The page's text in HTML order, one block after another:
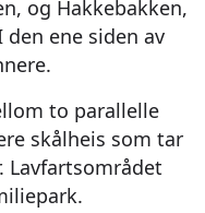
og Hakkebakken,
ene siden av
to parallelle
skålheis som tar
Lavfartsområdet